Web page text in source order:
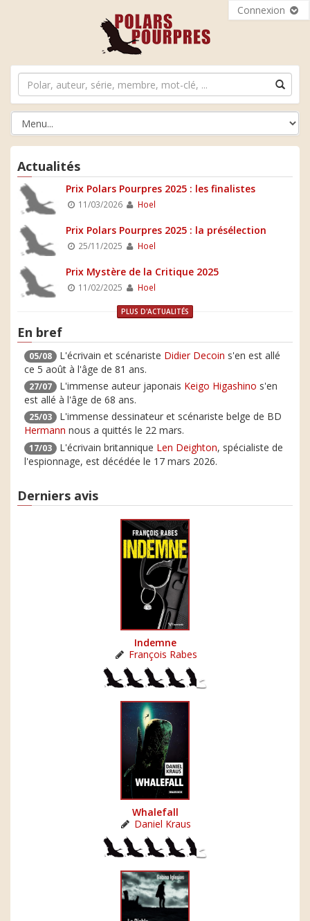
Connexion
Actualités
Prix Polars Pourpres 2025 : les finalistes
11/03/2026 Hoel
Prix Polars Pourpres 2025 : la présélection
25/11/2025 Hoel
Prix Mystère de la Critique 2025
11/02/2025 Hoel
PLUS D'ACTUALITÉS
En bref
05/08 L'écrivain et scénariste Didier Decoin s'en est allé
ce 5 août à l'âge de 81 ans.
27/07 L'immense auteur japonais Keigo Higashino s'en
est allé à l'âge de 68 ans.
25/03
L'immense dessinateur et scénariste belge de BD
Hermann nous a quittés le 22 mars.
17/03 L'écrivain britannique Len Deighton, spécialiste de
l'espionnage, est décédée le 17 mars 2026.
Derniers avis
Indemne
François Rabes
Whalefall
Daniel Kraus